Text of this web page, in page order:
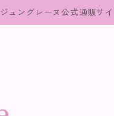
ジュングレーヌ公式通販サ